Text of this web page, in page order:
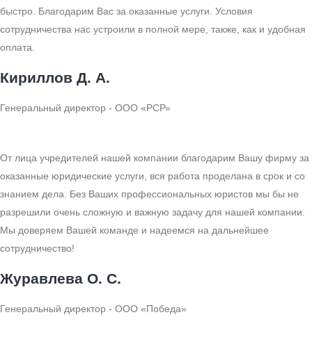
быстро. Благодарим Вас за оказанные услуги. Условия
сотрудничества нас устроили в полной мере, также, как и удобная
оплата.
Кириллов Д. А.
Генеральный директор - ООО «РСР»
От лица учредителей нашей компании благодарим Вашу фирму за
оказанные юридические услуги, вся работа проделана в срок и со
знанием дела. Без Ваших профессиональных юристов мы бы не
разрешили очень сложную и важную задачу для нашей компании.
Мы доверяем Вашей команде и надеемся на дальнейшее
сотрудничество!
Журавлева О. С.
Генеральный директор - ООО «Победа»